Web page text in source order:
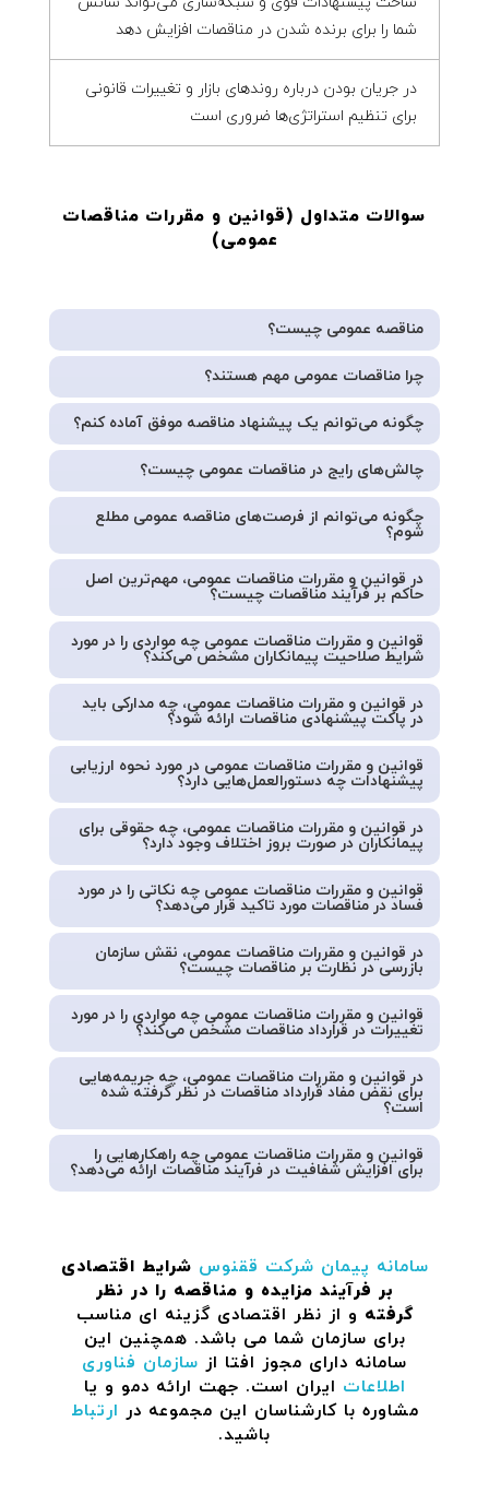
شما را برای برنده شدن در مناقصات افزایش دهد
در جریان بودن درباره روندهای بازار و تغییرات قانونی
برای تنظیم استراتژی‌ها ضروری است
سوالات متداول (قوانین و مقررات مناقصات
عمومی)
مناقصه عمومی چیست؟
چرا مناقصات عمومی مهم هستند؟
چگونه می‌توانم یک پیشنهاد مناقصه موفق آماده کنم؟
چالش‌های رایج در مناقصات عمومی چیست؟
چگونه می‌توانم از فرصت‌های مناقصه عمومی مطلع
شوم؟
در قوانین و مقررات مناقصات عمومی، مهم‌ترین اصل
حاکم بر فرآیند مناقصات چیست؟
قوانین و مقررات مناقصات عمومی چه مواردی را در مورد
شرایط صلاحیت پیمانکاران مشخص می‌کند؟
در قوانین و مقررات مناقصات عمومی، چه مدارکی باید
در پاکت پیشنهادی مناقصات ارائه شود؟
قوانین و مقررات مناقصات عمومی در مورد نحوه ارزیابی
پیشنهادات چه دستورالعمل‌هایی دارد؟
در قوانین و مقررات مناقصات عمومی، چه حقوقی برای
پیمانکاران در صورت بروز اختلاف وجود دارد؟
قوانین و مقررات مناقصات عمومی چه نکاتی را در مورد
فساد در مناقصات مورد تاکید قرار می‌دهد؟
در قوانین و مقررات مناقصات عمومی، نقش سازمان
بازرسی در نظارت بر مناقصات چیست؟
قوانین و مقررات مناقصات عمومی چه مواردی را در مورد
تغییرات در قرارداد مناقصات مشخص می‌کند؟
در قوانین و مقررات مناقصات عمومی، چه جریمه‌هایی
برای نقض مفاد قرارداد مناقصات در نظر گرفته شده
است؟
قوانین و مقررات مناقصات عمومی چه راهکارهایی را
برای افزایش شفافیت در فرآیند مناقصات ارائه می‌دهد؟
سامانه پیمان شرکت ققنوس شرایط اقتصادی
بر فرآیند مزایده و مناقصه را در نظر
گرفته و از نظر اقتصادی گزینه ای مناسب
برای سازمان شما می باشد. همچنین این
سامانه دارای مجوز افتا از سازمان فناوری
اطلاعات ایران است. جهت ارائه دمو و یا
مشاوره با کارشناسان این مجموعه در ارتباط
باشید.